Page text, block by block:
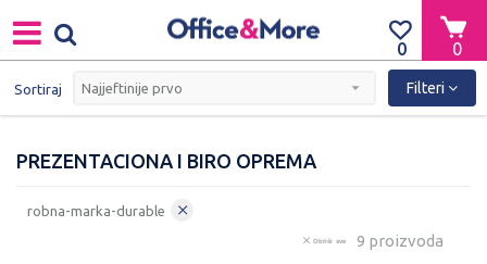
0
0
PREZENTACIONA I BIRO OPREMA
Sortiraj Filteri
robna-marka-durable
9 proizvoda
Obriši sve